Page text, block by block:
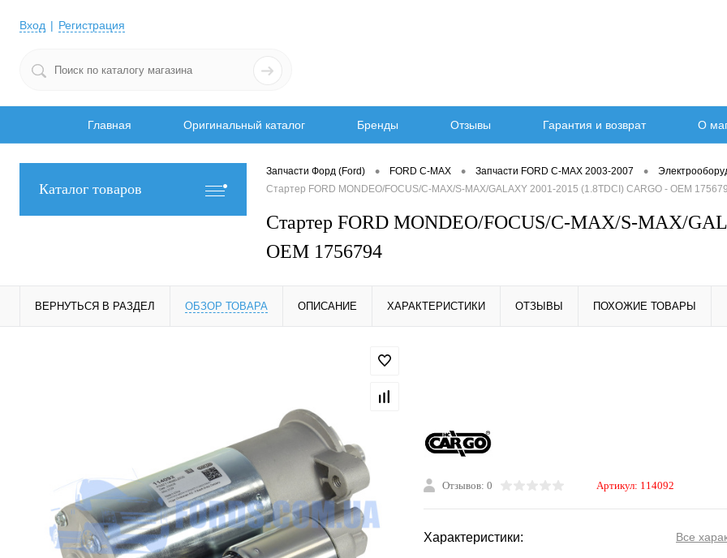
Вход Регистрация
Главная Оригинальный каталог Бренды Отзывы Гарантия и возврат О
Каталог товаров
Запчасти Форд (Ford) • FORD C-MAX • Запчасти FORD C-MAX 2003-2007 •
Стартер FORD MONDEO/FOCUS/C-MAX/S-MAX/GALAXY 2001-2015 (1.8TDCI) CARGO - OEM
Стартер FORD MONDEO/FOCUS/C-MAX/S-MAX/
OEM 1756794
ВЕРНУТЬСЯ В РАЗДЕЛ ОБЗОР ТОВАРА ОПИСАНИЕ ХАРАКТЕРИСТИКИ ОТЗЫВЫ ПОХОЖИЕ ТОВАРЫ
Отзывов: 0 Артикул: 114092
Характеристики: Все